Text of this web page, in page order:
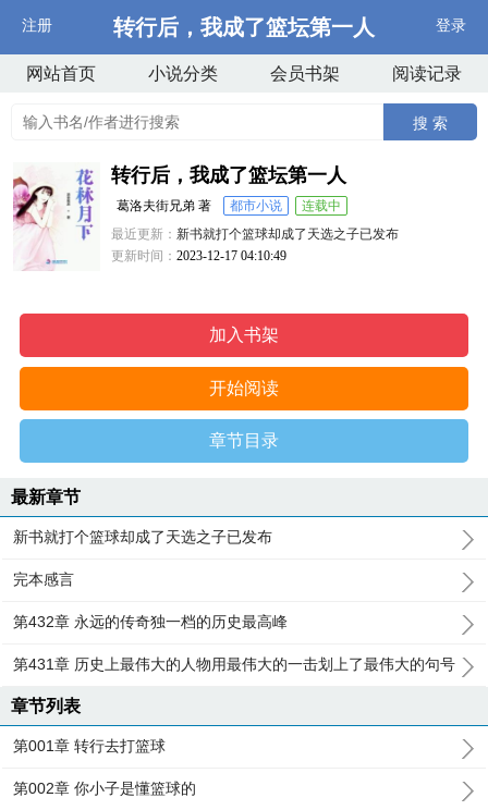
注册 转行后，我成了篮坛第一人 登录
网站首页 小说分类 会员书架 阅读记录
搜 索
转行后，我成了篮坛第一人
葛洛夫街兄弟 著 都市小说
连载中
最近更新：新书就打个篮球却成了天选之子已发布
更新时间：2023-12-17 04:10:49
加入书架
开始阅读
章节目录
最新章节
新书就打个篮球却成了天选之子已发布
完本感言
第432章 永远的传奇独一档的历史最高峰
第431章 历史上最伟大的人物用最伟大的一击划上了最伟大的句号
章节列表
第001章 转行去打篮球
第002章 你小子是懂篮球的